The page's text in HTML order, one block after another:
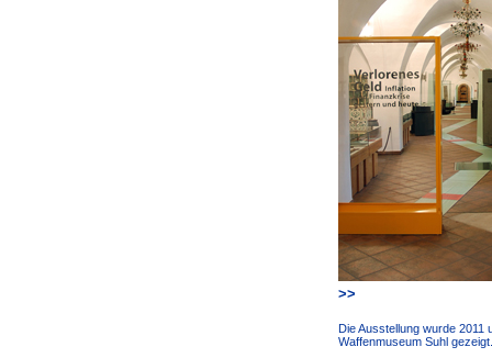
>>
Die Ausstellung wurde 2011
Waffenmuseum Suhl gezeigt.